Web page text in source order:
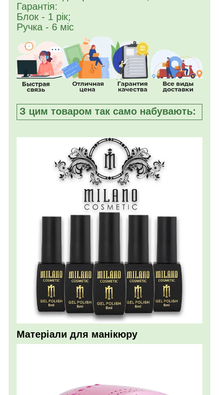
Гарантія:
Блок - 1 рік;
Ручка - 6 міс
З цим товаром так само набувають:
Матеріали для манікюру